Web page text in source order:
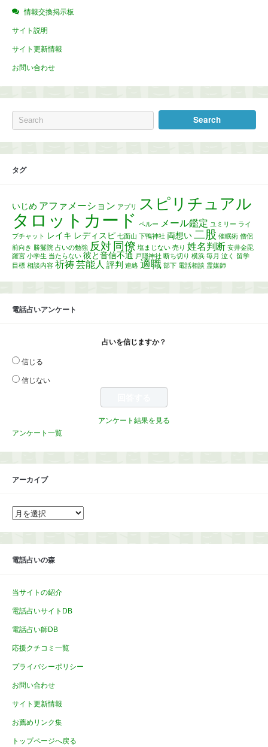
情報交換掲示板
サイト説明
サイト更新情報
お問い合わせ
タグ
いじめ アファメーション アプリ スピリチュアル
タロットカード ペルー メール鑑定 ユミリー ライ
ブチャット レイキ レディスピ 七面山 下鴨神社 両想い二股 催眠術 僧侶
前向き 勝鬘院 占いの勉強 反対 同僚 塩まじない 売り 姓名判断 安井金毘
羅宮 小学生 当たらない 彼と音信不通 戸隠神社 断ち切り 横浜 毎月 泣く
留学
目標 相談内容 祈祷芸能人 評判 連絡 適職 部下 電話相談 霊媒師
電話占いアンケート
占いを信じますか？
信じる
信じない
アンケート結果を見る
アンケート一覧
アーカイブ
ア
ー
イ
電話占いの森
当サイトの紹介
電話占いサイトDB
電話占い師DB
応援クチコミ一覧
プライバシーポリシー
お問い合わせ
サイト更新情報
お薦めリンク集
トップページへ戻る